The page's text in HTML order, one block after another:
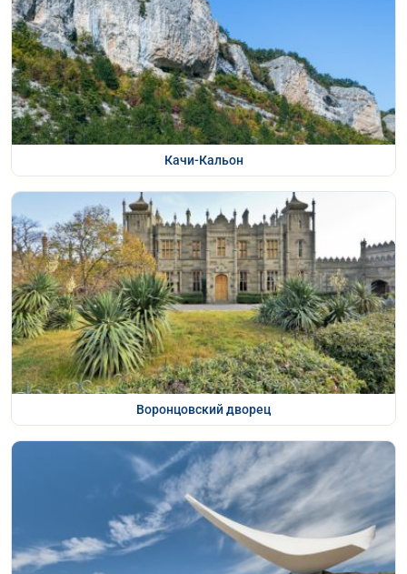
Качи-Кальон
Воронцовский дворец